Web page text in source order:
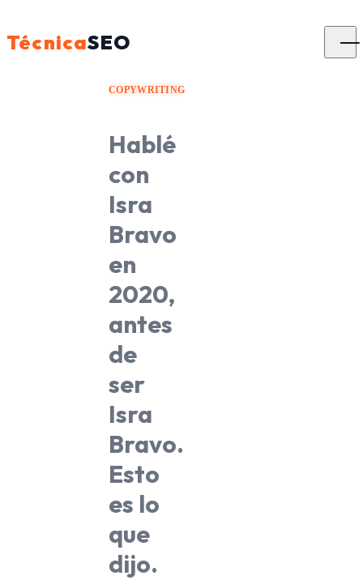
TécnicaSEO
COPYWRITING
Hablé
con
Isra
Bravo
en
2020,
antes
de
ser
Isra
Bravo.
Esto
es lo
que
dijo.